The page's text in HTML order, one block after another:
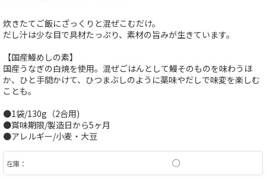
炊きたてご飯にざっくりと混ぜこむだけ。
だし汁は少な目で具材たっぷり、素材の旨みが生きています。
【国産鰻めしの素】
国産うなぎの白焼を使用。混ぜごはんとして鰻そのものを味わうほ
か、ひと手間かけて、ひつまぶしのように薬味やだしで味変を楽しむ
ことも。
●1袋/130g（2合用)
●賞味期限/製造日から5ヶ月
●アレルギー/小麦・大豆
在庫： ○